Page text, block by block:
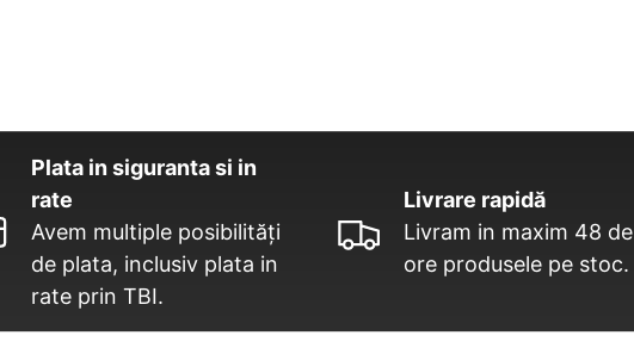
Plata in siguranta si in
rate
Avem multiple posibilități
de plata, inclusiv plata in
rate prin TBI.
Livrare rapidă
Livram in maxim 48 de
ore produsele pe stoc.